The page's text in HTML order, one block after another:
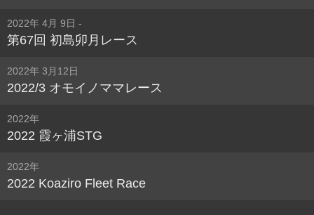
2022年 4月 9日 -
第67回 初島卯月レース
2022年 3月12日
2022/3 オモイノママレース
2022年
2022 霞ヶ浦STG
2022年
2022 Koaziro Fleet Race